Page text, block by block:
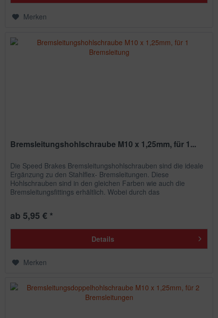
Merken
Bremsleitungshohlschraube M10 x 1,25mm, für 1...
Die Speed Brakes Bremsleitungshohlschrauben sind die ideale
Ergänzung zu den Stahlflex- Bremsleitungen. Diese
Hohlschrauben sind in den gleichen Farben wie auch die
Bremsleitungsfittings erhältlich. Wobei durch das
ab 5,95 € *
Details
Merken